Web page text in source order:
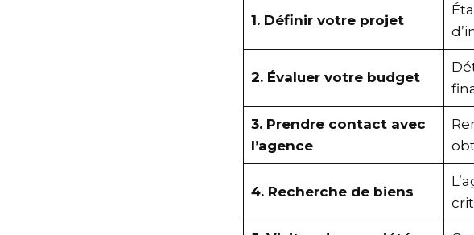
1. Définir votre projet
2. Évaluer votre budget
3. Prendre contact avec
l’agence
4. Recherche de biens